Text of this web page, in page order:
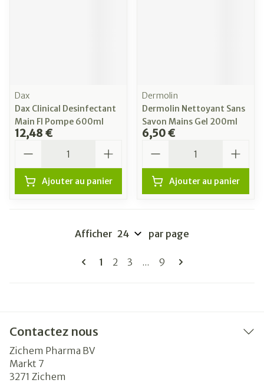
Dax
Dax Clinical Desinfectant
Main Fl Pompe 600ml
12,48 €
Ajouter au panier
Dermolin
Dermolin Nettoyant Sans
Savon Mains Gel 200ml
6,50 €
Ajouter au panier
Pages
Vous lisez actuellement la page
1 Page
2 Page
3 ... Page
9
Afficher par page
Contactez nous
Zichem Pharma BV
Markt 7
3271 Zichem